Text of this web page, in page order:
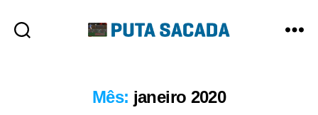
Mês: janeiro 2020